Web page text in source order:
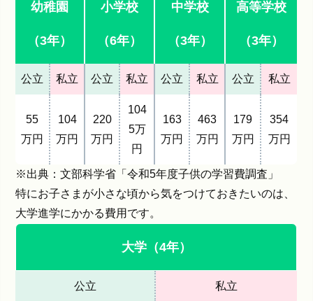
幼稚園
（3年）
小学校
（6年）
中学校
（3年）
高等学校
（3年）
公立 私立 公立 私立 公立 私立 公立 私立
55
万円
104
万円
220
万円
104
5万
円
163
万円
463
万円
179
万円
354
万円
※出典：文部科学省「令和5年度子供の学習費調査 」
特にお子さまが小さな頃から気をつけておきたいのは、
大学進学にかかる費用です。
大学（4年）
公立 私立